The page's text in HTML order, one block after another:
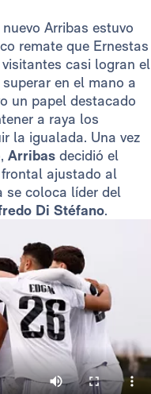
Arribas estuvo
remate que Ernestas
visitantes casi logran el
en el mano a
un papel destacado
a raya los
la igualada. Una vez
Arribas decidió el
ajustado al
se coloca líder del
Di Stéfano.